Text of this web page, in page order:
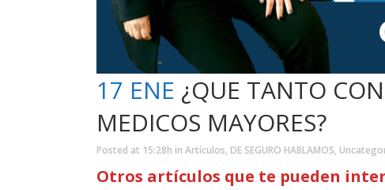
17 ENE ¿QUE TANTO
MEDICOS MAYORES?
Posted at 15:28h in Artículos, DE SEGURO HABLAMOS,
Otros artículos que te pueden